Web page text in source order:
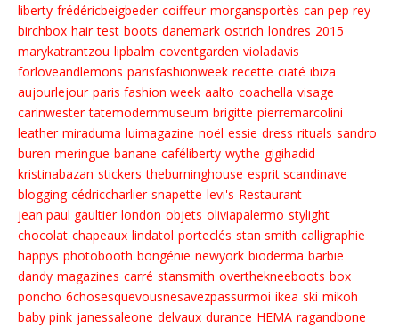
liberty frédéricbeigbeder coiffeur morgansportès can pep rey
birchbox hair test boots danemark ostrich londres 2015
marykatrantzou lipbalm coventgarden violadavis
forloveandlemons parisfashionweek recette ciaté ibiza
aujourlejour paris fashion week aalto coachella visage
carinwester tatemodernmuseum brigitte pierremarcolini
leather miraduma luimagazine noël essie dress rituals sandro
buren meringue banane caféliberty wythe gigihadid
kristinabazan stickers theburninghouse esprit scandinave
blogging cédriccharlier snapette levi's Restaurant
jean paul gaultier london objets oliviapalermo stylight
chocolat chapeaux lindatol porteclés stan smith calligraphie
happys photobooth bongénie newyork bioderma barbie
dandy magazines carré stansmith overthekneeboots box
poncho 6chosesquevousnesavezpassurmoi ikea ski mikoh
baby pink janessaleone delvaux durance HEMA ragandbone